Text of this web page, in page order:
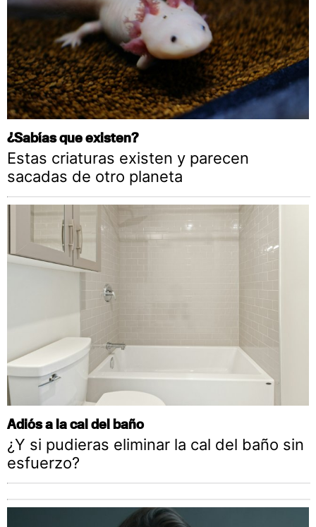
¿Sabías que existen?
Estas criaturas existen y parecen
sacadas de otro planeta
Adiós a la cal del baño
¿Y si pudieras eliminar la cal del baño sin
esfuerzo?